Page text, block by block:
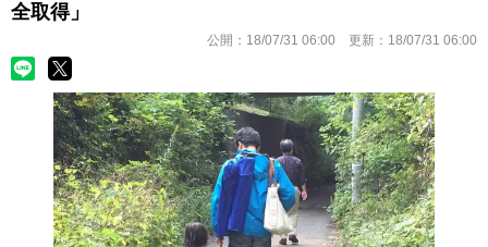
全取得」
公開： 18/07/31 06:00 更新： 18/07/31 06:00